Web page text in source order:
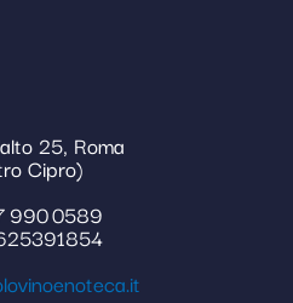
25, Roma
Cipro)
0589